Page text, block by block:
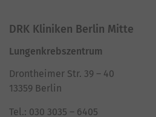
powered by
DRK Kliniken Berlin Mitte
Lungenkrebszentrum
Drontheimer Str. 39 – 40
13359 Berlin
Tel.: 030 3035 – 6405